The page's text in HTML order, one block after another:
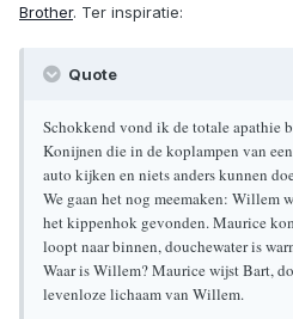
Brother. Ter inspiratie:
Quote
Schokkend vond ik de totale apathie
Konijnen die in de koplampen van
auto kijken en niets anders kunnen
We gaan het nog meemaken: Willem
het kippenhok gevonden. Maurice
loopt naar binnen, douchewater is
Waar is Willem? Maurice wijst Bart,
levenloze lichaam van Willem.